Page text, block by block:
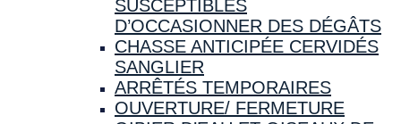
SUSCEPTIBLES
D’OCCASIONNER DES DÉGÂTS
CHASSE ANTICIPÉE CERVIDÉS
SANGLIER
ARRÊTÉS TEMPORAIRES
OUVERTURE/ FERMETURE